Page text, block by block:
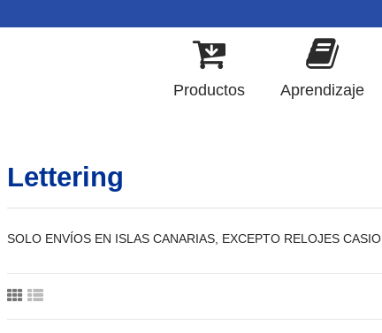
Productos Aprendizaje
Lettering
SOLO ENVÍOS EN ISLAS CANARIAS, EXCEPTO RELOJES CASIO